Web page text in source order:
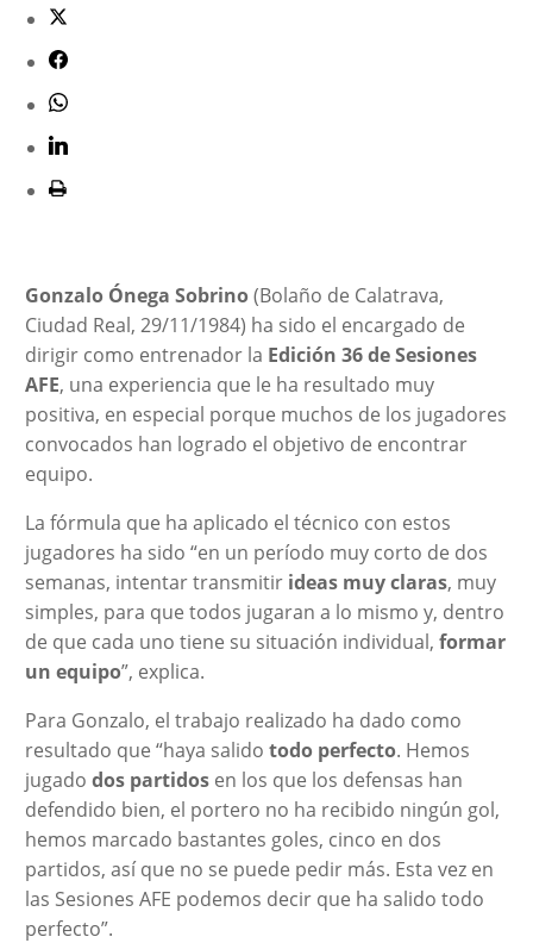
Gonzalo Ónega Sobrino(Bolaño de Calatrava,
Ciudad Real, 29/11/1984) ha sido el encargado de
dirigir como entrenador la Edición 36 de Sesiones
AFE, una experiencia que le ha resultado muy
positiva, en especial porque muchos de los jugadores
convocados han logrado el objetivo de encontrar
equipo.
La fórmula que ha aplicado el técnico con estos
jugadores ha sido “en un período muy corto de dos
semanas, intentar transmitir ideas muy claras, muy
simples, para que todos jugaran a lo mismo y, dentro
de que cada uno tiene su situación individual, formar
un equipo”, explica.
Para Gonzalo, el trabajo realizado ha dado como
resultado que “haya salido todo perfecto. Hemos
jugado dos partidosen los que los defensas han
defendido bien, el portero no ha recibido ningún gol,
hemos marcado bastantes goles, cinco en dos
partidos, así que no se puede pedir más. Esta vez en
las Sesiones AFE podemos decir que ha salido todo
perfecto”.